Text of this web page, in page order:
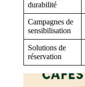
durabilité
Campagnes de
sensibilisation
Solutions de
réservation